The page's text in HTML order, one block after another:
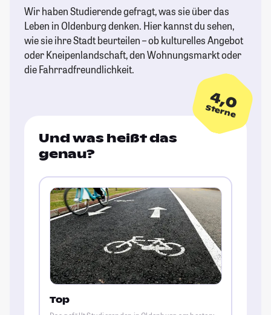
Wir haben Studierende gefragt, was sie über das
Leben in Oldenburg denken. Hier kannst du sehen,
wie sie ihre Stadt beurteilen – ob kulturelles Angebot
oder Kneipenlandschaft, den Wohnungsmarkt oder
die Fahrradfreundlichkeit.
4,0
Sterne
Und was heißt das
genau?
Top